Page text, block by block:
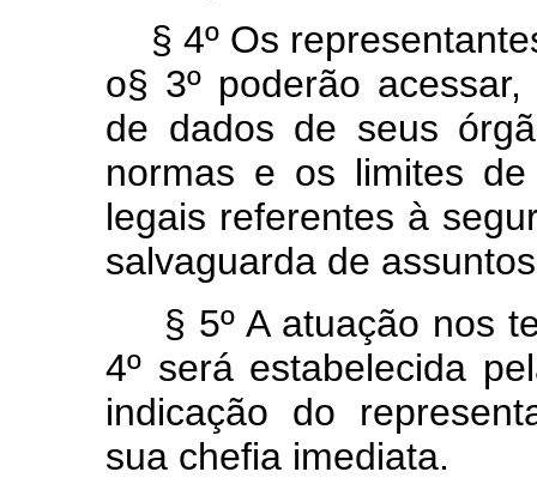
§ 4º Os
o§ 3º poderão
de dados de seus
normas e os limites
legais referentes à
salvaguarda de
§ 5º A atuação nos
4º será estabelecida
indicação do
sua chefia imediata.